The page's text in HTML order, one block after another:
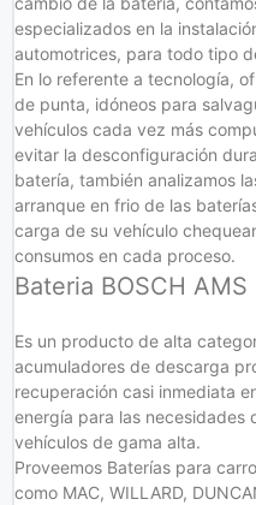
especializados en la
automotrices, para todo tipo
En lo referente a tecnología,
de punta, idóneos para
vehículos cada vez más
evitar la desconfiguración
batería, también analizamos
arranque en frio de las
carga de su vehículo
consumos en cada proceso.
Bateria BOSCH
Es un producto de alta
acumuladores de descarga
recuperación casi inmediata
energía para las necesidades
vehículos de gama alta.
Proveemos Baterías para
como MAC, WILLARD,